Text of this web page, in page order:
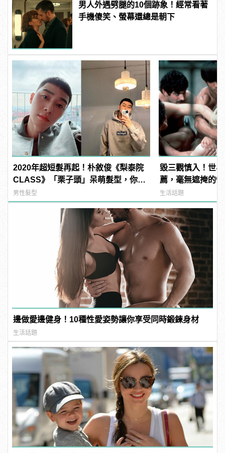
男人外遇劈腿的10個跡象！經常看著
手機傻笑、螢幕還總是朝下
2020年超短髮再起！朴敘俊《梨泰院
CLASS》「栗子頭」呆萌髮型，你敢
挑戰嗎？
男性髮型
毀三觀慎入！世
薦，毫無遮掩的
噁心到極致！ |
男
生活話題
邊做愛邊健身！10種性愛姿勢讓你享受同時鍛鍊身材
生活話題